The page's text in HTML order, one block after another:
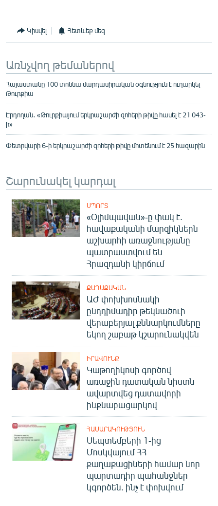
Կիսվել Հետևեք մեզ
Առնչվող թեմաներով
Հայաստանը 100 տոննա մարդասիրական օգնություն է ուղարկել
Թուրքիա
Էրդողան․ «Թուրքիայում երկրաշարժի զոհերի թիվը հասել է 21 043-
ի»
Փետրվարի 6-ի երկրաշարժի զոհերի թիվը մոտենում է 25 հազարին
Շարունակել կարդալ
ՍՊՈՐՏ
«Օլիմպավան»-ը փակ է.
հավաքականի մարզիկներն
աշխարհի առաջնությանը
պատրաստվում են
Հրազդանի կիրճում
ՔԱՂԱՔԱԿԱՆ
ԱԺ փոխխոսնակի
ընդդիմադիր թեկնածուի
վերաբերյալ քննարկումները
եկող շաբաթ կշարունակվեն
ԻՐԱՎՈՒՆՔ
Կաթողիկոսի գործով
առաջին դատական նիստն
ավարտվեց դատավորի
ինքնաբացարկով
ՀԱՍԱՐԱԿՈՒԹՅՈՒՆ
Սեպտեմբերի 1-ից
Մոսկվայում ՀՀ
քաղաքացիների համար նոր
պարտադիր պահանջներ
կգործեն. ինչ է փոխվում